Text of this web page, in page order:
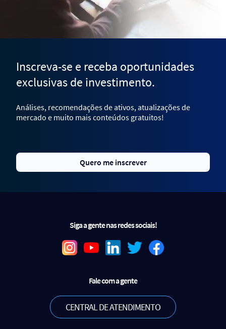
Inscreva-se e receba oportunidades
exclusivas de investimento.
Análises, recomendações de ativos, atualizações de
mercado e muito mais conteúdos gratuitos!
Quero me inscrever
Siga a gente nas redes sociais!
Fale com a gente
CENTRAL DE ATENDIMENTO